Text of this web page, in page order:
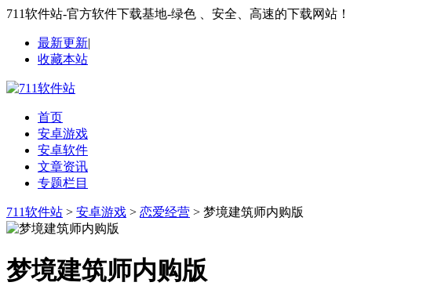
711软件站-官方软件下载基地-绿色 、安全、高速的下载网站！
最新更新|
收藏本站
首页
安卓游戏
安卓软件
文章资讯
专题栏目
711软件站 > 安卓游戏 > 恋爱经营 > 梦境建筑师内购版
梦境建筑师内购版